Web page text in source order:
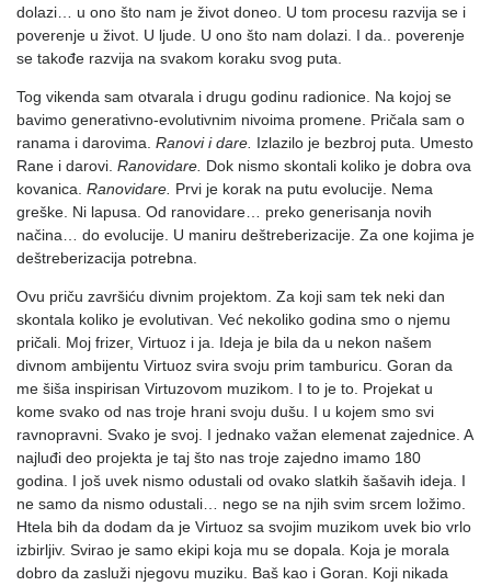
dolazi… u ono što nam je život doneo. U tom procesu razvija se i
poverenje u život. U ljude. U ono što nam dolazi. I da.. poverenje
se takođe razvija na svakom koraku svog puta.
Tog vikenda sam otvarala i drugu godinu radionice. Na kojoj se
bavimo generativno-evolutivnim nivoima promene. Pričala sam o
ranama i darovima. Ranovi i dare. Izlazilo je bezbroj puta. Umesto
Rane i darovi. Ranovidare. Dok nismo skontali koliko je dobra ova
kovanica. Ranovidare. Prvi je korak na putu evolucije. Nema
greške. Ni lapusa. Od ranovidare… preko generisanja novih
načina… do evolucije. U maniru deštreberizacije. Za one kojima je
deštreberizacija potrebna.
Ovu priču završiću divnim projektom. Za koji sam tek neki dan
skontala koliko je evolutivan. Već nekoliko godina smo o njemu
pričali. Moj frizer, Virtuoz i ja. Ideja je bila da u nekon našem
divnom ambijentu Virtuoz svira svoju prim tamburicu. Goran da
me šiša inspirisan Virtuzovom muzikom. I to je to. Projekat u
kome svako od nas troje hrani svoju dušu. I u kojem smo svi
ravnopravni. Svako je svoj. I jednako važan elemenat zajednice. A
najluđi deo projekta je taj što nas troje zajedno imamo 180
godina. I još uvek nismo odustali od ovako slatkih šašavih ideja. I
ne samo da nismo odustali… nego se na njih svim srcem ložimo.
Htela bih da dodam da je Virtuoz sa svojim muzikom uvek bio vrlo
izbirljiv. Svirao je samo ekipi koja mu se dopala. Koja je morala
dobro da zasluži njegovu muziku. Baš kao i Goran. Koji nikada